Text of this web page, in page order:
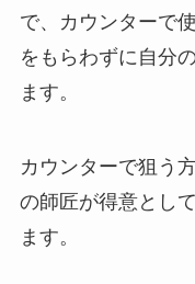
で、カウンターで
をもらわずに自分
ます。
カウンターで狙う
の師匠が得意とし
ます。